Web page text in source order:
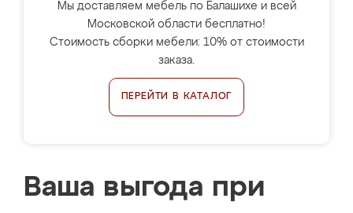
Мы доставляем мебель по Балашихе и всей
Московской области бесплатно!
Стоимость сборки мебели: 10% от стоимости
заказа.
ПЕРЕЙТИ В КАТАЛОГ
Ваша выгода при